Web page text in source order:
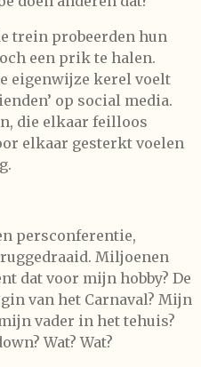
trein probeerden hun
een prik te halen.
eigenwijze kerel voelt
op social media.
die elkaar feilloos
elkaar gesterkt voelen
persconferentie,
Miljoenen
dat voor mijn hobby? De
van het Carnaval? Mijn
vader in het tehuis?
Wat? Wat?